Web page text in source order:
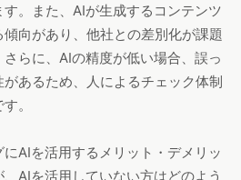
。また、AIが生成するコンテンツ
向があり、他社との差別化が課題
らに、AIの精度が低い場合、誤っ
あるため、人によるチェック体制
。
AIを活用するメリット・デメリッ
AIを活用していない方はどのよう